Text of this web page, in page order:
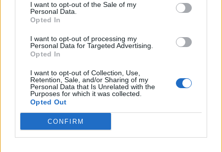
I want to opt-out of the Sale of my
Personal Data.
Opted In
I want to opt-out of processing my
Personal Data for Targeted Advertising.
Opted In
I want to opt-out of Collection, Use,
Retention, Sale, and/or Sharing of my
Personal Data that Is Unrelated with the
Purposes for which it was collected.
Opted Out
CONFIRM
Βρετανία: Η κυβέρνηση δεν θα προχωρήσει σε διεξαγωγή
έρευνας για τον Έπστιν
23:49
ΗΠΑ: Ο Ζούκερμπεργκ ζήτησε συγγνώμη από την
23:40
Βόλος: Υπό έλεγχο η φωτιά στο Αρχαίο Θέατρο
Δημητριάδος
Φωτιά σε χαμηλή βλάστηση στην Κάρπαθο